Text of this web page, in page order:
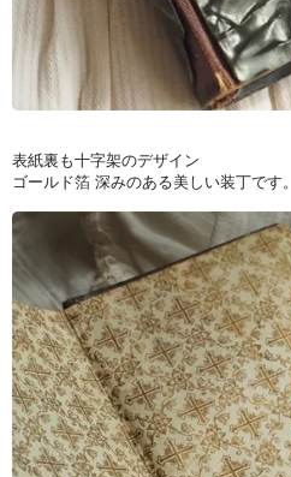
表紙裏も十字架のデザイン
ゴールド箔 深みのある美しい装丁です。